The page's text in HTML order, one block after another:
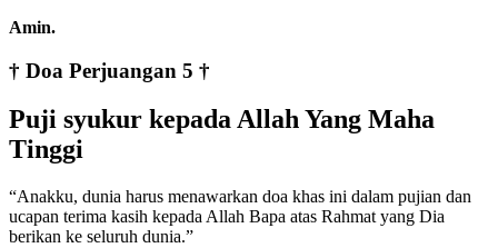
Amin.
† Doa Perjuangan 5 †
Puji syukur kepada Allah Yang Maha
Tinggi
“Anakku, dunia harus menawarkan doa khas ini dalam pujian dan
ucapan terima kasih kepada Allah Bapa atas Rahmat yang Dia
berikan ke seluruh dunia.”